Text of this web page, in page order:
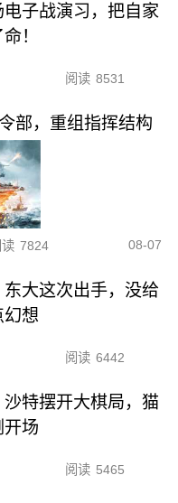
子战演习，把自家
！
阅读 8531
部，重组指挥结构
7824 08-07
东大这次出手，没给
幻想
阅读 6442
特摆开大棋局，猫
开场
阅读 5465